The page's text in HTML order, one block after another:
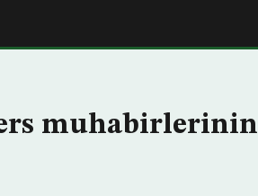
muhabirlerinin